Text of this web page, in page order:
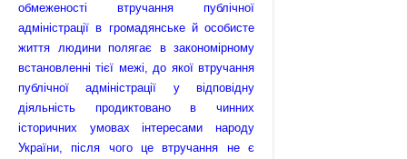
обмеженості втручання публічної
адміністрації в громадянське й особисте
життя людини полягає в закономірному
встановленні тієї межі, до якої втручання
публічної адміністрації у відповідну
діяльність продиктовано в чинних
історичних умовах інтересами народу
України, після чого це втручання не є